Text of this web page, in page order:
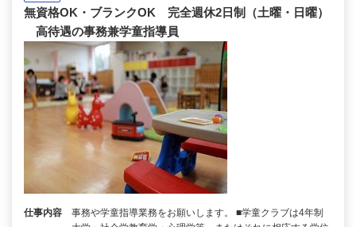
無資格OK・ブランクOK 完全週休2日制（土曜・日曜）
高待遇の事務兼学童指導員
仕事内容
事務や学童指導業務をお願いします。 ■学童クラブは4年制